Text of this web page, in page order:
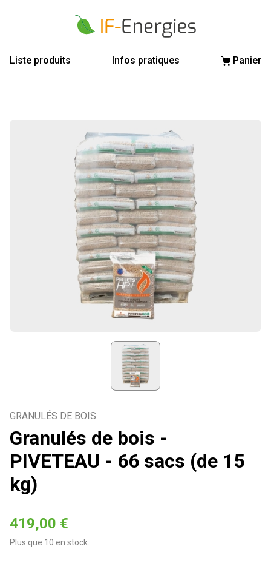
Liste produits Infos pratiques Panier
GRANULÉS DE BOIS
Granulés de bois -
PIVETEAU - 66 sacs (de 15
kg)
419,00 €
Plus que 10 en stock.